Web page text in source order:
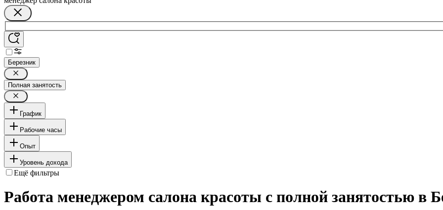
Березник
Полная занятость
График
Рабочие часы
Опыт
Уровень дохода
Ещё фильтры
Работа менеджером салона красоты с полной занятостью в